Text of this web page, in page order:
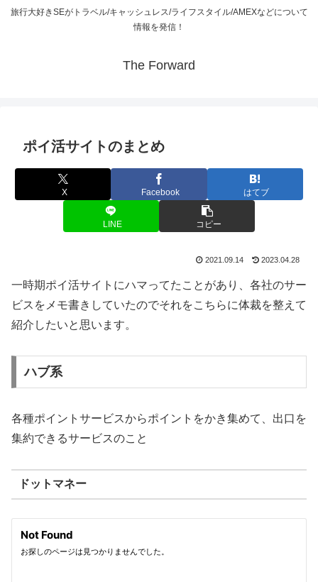
旅行大好きSEがトラベル/キャッシュレス/ライフスタイル/AMEXなどについて
情報を発信！
The Forward
ポイ活サイトのまとめ
X Facebook はてブ
LINE コピー
2021.09.14 2023.04.28
一時期ポイ活サイトにハマってたことがあり、各社のサー
ビスをメモ書きしていたのでそれをこちらに体裁を整えて
紹介したいと思います。
ハブ系
各種ポイントサービスからポイントをかき集めて、出口を
集約できるサービスのこと
ドットマネー